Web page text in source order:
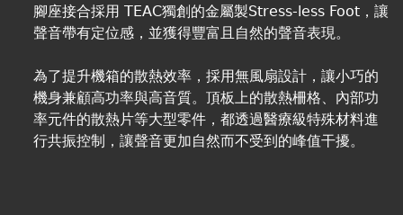
腳座接合採用 TEAC獨創的金屬製Stress-less Foot，讓
聲音帶有定位感，並獲得豐富且自然的聲音表現。
為了提升機箱的散熱效率，採用無風扇設計，讓小巧的
機身兼顧高功率與高音質。頂板上的散熱柵格、內部功
率元件的散熱片等大型零件，都透過醫療級特殊材料進
行共振控制，讓聲音更加自然而不受到的峰值干擾。